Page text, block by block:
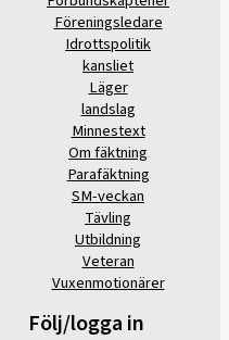
Föreningsledare
Idrottspolitik
kansliet
Läger
landslag
Minnestext
Om fäktning
Parafäktning
SM-veckan
Tävling
Utbildning
Veteran
Vuxenmotionärer
Följ/logga in